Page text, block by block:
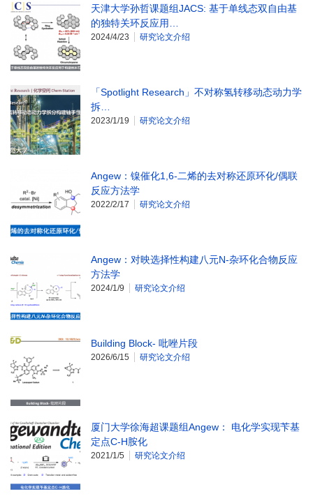
天津大学孙哲课题组JACS: 基于单线态双自由基
的独特关环反应用…
2024/4/23 研究论文介绍
「Spotlight Research」不对称氢转移动态动力学
拆…
2023/1/19 研究论文介绍
Angew：镍催化1,6-二烯的去对称还原环化/偶联
反应方法学
2022/2/17 研究论文介绍
Angew：对映选择性构建八元N-杂环化合物反应
方法学
2024/1/9 研究论文介绍
Building Block- 吡唑片段
2026/6/15 研究论文介绍
厦门大学徐海超课题组Angew： 电化学实现苄基
定点C-H胺化
2021/1/5 研究论文介绍